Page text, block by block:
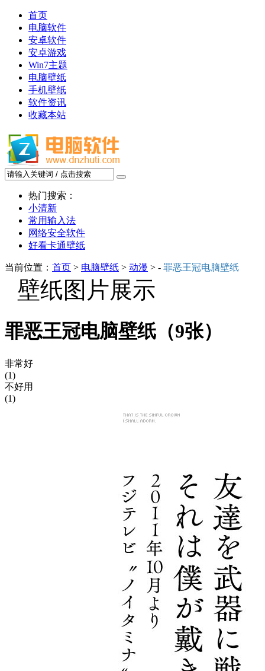
首页
电脑软件
安卓软件
安卓游戏
Win7主题
电脑壁纸
手机壁纸
软件资讯
收藏本站
热门搜索：
小清新
常用输入法
网络安全软件
好看卡通壁纸
当前位置： 首页 > 电脑壁纸 > 动漫 > - 罪恶王冠电脑壁纸
壁纸图片展示
罪恶王冠电脑壁纸（9张）
非常好
(1)
不好用
(1)